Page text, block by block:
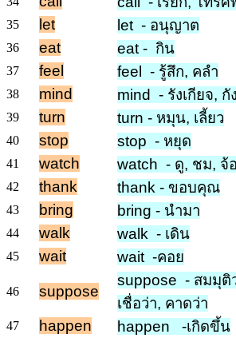
35
let let - อนุญาต
36
eat eat - กิน
37
feel feel - รู้สึก, คลำ
38
mind mind - รังเกียจ, กั
39
turn turn - หมุน, เลี้ยว
40
stop stop - หยุด
41
watch watch - ดู, ชม, จ้
42
thank thank - ขอบคุณ
43
bring bring - นำมา
44
walk walk - เดิน
45
wait wait -คอย
46 suppose
suppose - สมมุติ
เชื่อว่า, คาดว่า
47 happen happen -เกิดขึ้น